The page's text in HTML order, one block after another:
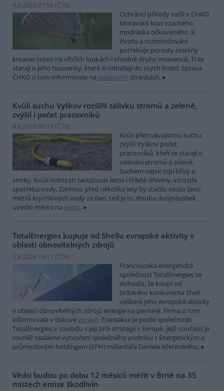
4.8.2026 01:58 (ČTK)
Ochránci přírody našli v CHKO
Moravský kras vzácného
modráska očkovaného. K
životu a rozmnožování
potřebuje porosty rostliny
krvavec toten na vlhčích loukách i vhodné druhy mravenců. Ti se
starají o jeho housenky, které si odnášejí do svých hnízd. Správa
CHKO o tom informovala na webových stránkách.
Kvůli suchu Vyškov rozšířil zálivku stromů a zeleně,
zvýšil i počet pracovníků
4.8.2026 00:15 (ČTK)
Kvůli přetrvávajícímu suchu
zvýšil Vyškov počet
pracovníků, kteří se starají o
zalévání stromů a zeleně.
Suchem nejvíc trpí břízy a
smrky. Kvůli nutnosti zavlažovat letos i tříleté dřeviny, vzrostla
spotřeba vody. Zatímco před několika lety by stačilo okolo šesti
metrů krychlových vody za den, teď je to zhruba dvojnásobek,
uvedlo město na webu.
TotalEnergies kupuje od Shellu evropské aktivity v
oblasti obnovitelných zdrojů
3.8.2026 19:17 (ČTK)
Francouzská energetická
společnost TotalEnergies se
dohodla, že koupí od
britského konkurenta Shell
veškeré jeho evropské aktivity
v oblasti obnovitelných zdrojů energie na pevnině. Firma o tom
informovala v tiskovézprávě. Transakce je podle společnosti
TotalEnergies v souladu s její širší strategií v Evropě, jejíž součástí je
rovněž nedávné vytvoření společného podniku s Energetickým a
průmyslovým holdingem (EPH) miliardáře Daniela Křetínského.
Vědci budou po dobu 12 měsíců měřit v Brně na 35
místech emise škodlivin